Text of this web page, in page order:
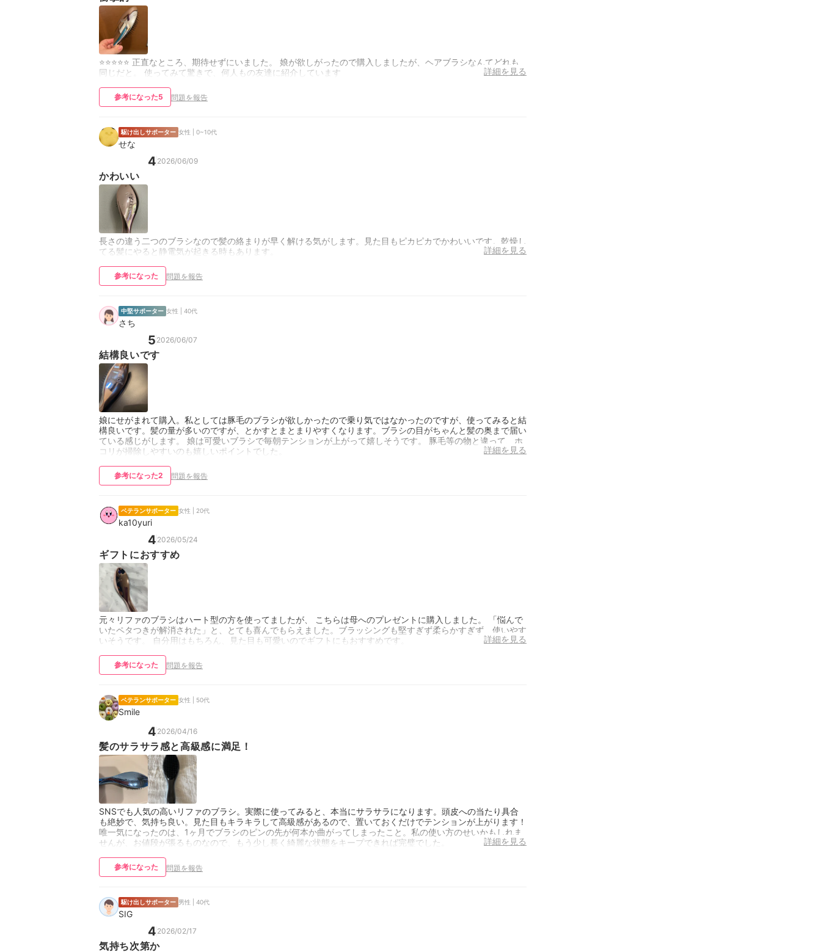
⭐️⭐️⭐️⭐️⭐️ 正直なところ、期待せずにいました。 娘が欲しがったので購入しましたが、ヘアブラシなんてどれも
同じだと。 使ってみて驚きで、何人もの友達に紹介しています
詳細を見る
参考になった5 問題を報告
駆け出しサポーター 女性 | 0~10代
せな
4 2026/06/09
かわいい
長さの違う二つのブラシなので髪の絡まりが早く解ける気がします。見た目もピカピカでかわいいです。乾燥し
てる髪にやると静電気が起きる時もあります。
詳細を見る
参考になった 問題を報告
中堅サポーター 女性 | 40代
さち
5 2026/06/07
結構良いです
娘にせがまれて購入。私としては豚毛のブラシが欲しかったので乗り気ではなかったのですが、使ってみると結
構良いです。髪の量が多いのですが、とかすとまとまりやすくなります。ブラシの目がちゃんと髪の奥まで届い
ている感じがします。 娘は可愛いブラシで毎朝テンションが上がって嬉しそうです。 豚毛等の物と違って、ホ
コリが掃除しやすいのも嬉しいポイントでした。
詳細を見る
参考になった2 問題を報告
ベテランサポーター 女性 | 20代
ka10yuri
4 2026/05/24
ギフトにおすすめ
元々リファのブラシはハート型の方を使ってましたが、 こちらは母へのプレゼントに購入しました。 「悩んで
いたペタつきが解消された」と、とても喜んでもらえました。ブラッシングも堅すぎず柔らかすぎず、使いやす
いそうです。 自分用はもちろん、見た目も可愛いのでギフトにもおすすめです。
詳細を見る
参考になった 問題を報告
ベテランサポーター 女性 | 50代
Smile
4 2026/04/16
髪のサラサラ感と高級感に満足！
SNSでも人気の高いリファのブラシ。実際に使ってみると、本当にサラサラになります。頭皮への当たり具合
も絶妙で、気持ち良い。見た目もキラキラして高級感があるので、置いておくだけでテンションが上がります！
唯一気になったのは、1ヶ月でブラシのピンの先が何本か曲がってしまったこと。私の使い方のせいかもしれま
せんが、お値段が張るものなので、もう少し長く綺麗な状態をキープできれば完璧でした。
詳細を見る
参考になった 問題を報告
駆け出しサポーター 男性 | 40代
SIG
4 2026/02/17
気持ち次第か